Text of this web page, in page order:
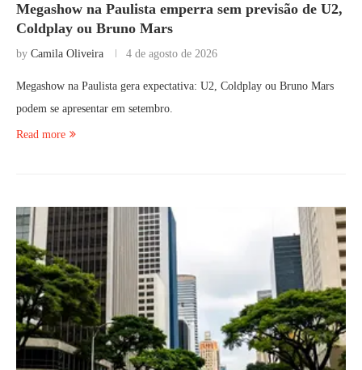
Megashow na Paulista emperra sem previsão de U2,
Coldplay ou Bruno Mars
by Camila Oliveira 4 de agosto de 2026
Megashow na Paulista gera expectativa: U2, Coldplay ou Bruno Mars
podem se apresentar em setembro.
Read more